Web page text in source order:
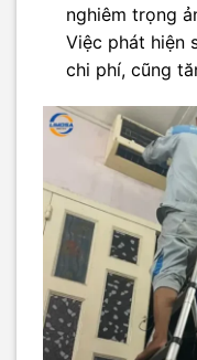
nghiêm trọng
Việc phát hiện
chi phí, cũng